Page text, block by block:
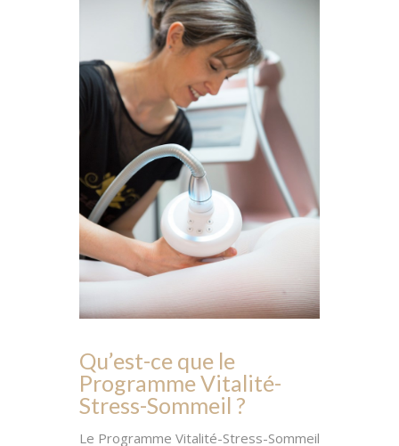
Qu’est-ce que le
Programme Vitalité-
Stress-Sommeil ?
Le Programme Vitalité-Stress-Sommeil